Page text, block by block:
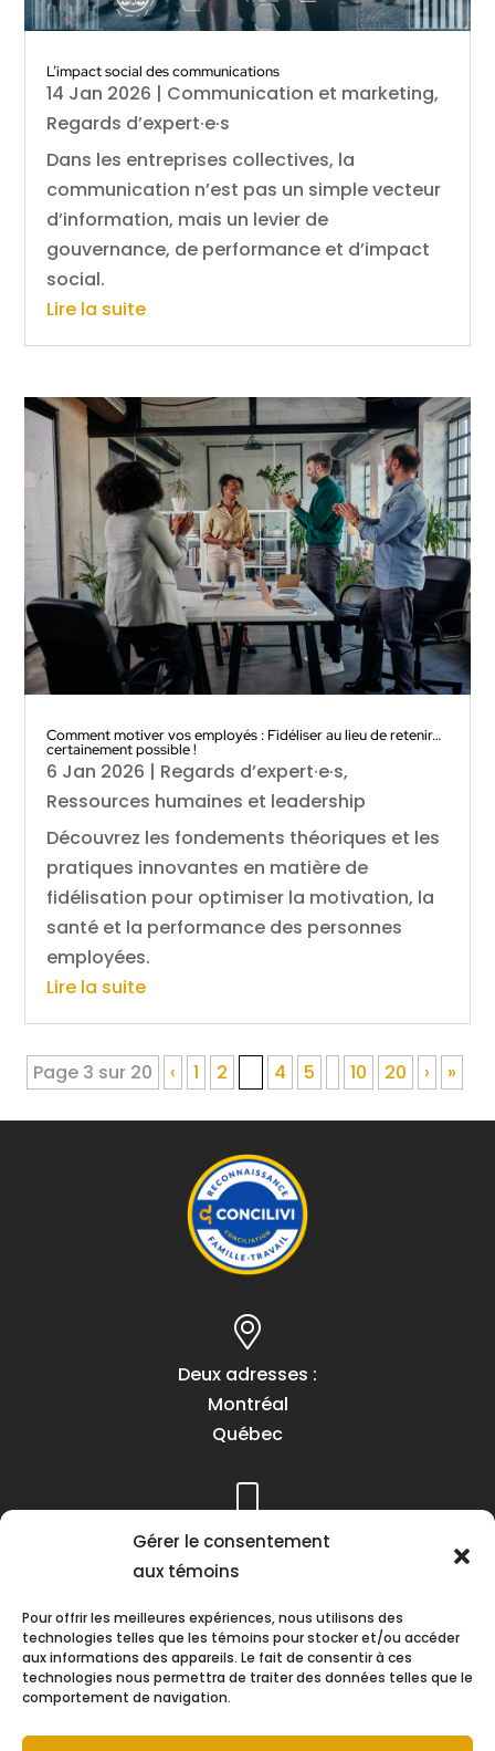
Gérer le consentement
aux témoins
Pour offrir les meilleures expériences, nous utilisons des
technologies telles que les témoins pour stocker et/ou accéder
aux informations des appareils. Le fait de consentir à ces
technologies nous permettra de traiter des données telles que le
comportement de navigation.
L’impact social des communications
14 Jan 2026 | Communication et marketing,
Regards d’expert·e·s
Dans les entreprises collectives, la
communication n’est pas un simple vecteur
d’information, mais un levier de
gouvernance, de performance et d’impact
social.
Lire la suite
Comment motiver vos employés : Fidéliser au lieu de retenir…
certainement possible !
6 Jan 2026 | Regards d’expert·e·s,
Ressources humaines et leadership
Découvrez les fondements théoriques et les
pratiques innovantes en matière de
fidélisation pour optimiser la motivation, la
santé et la performance des personnes
employées.
Lire la suite
Page 3 sur 20 ‹ 1 2 4 5 10 20 › »
Deux adresses :
Montréal
Québec
Téléphone :
(418) 622-1001
Heures d’ouverture :
Lundi au vendredi